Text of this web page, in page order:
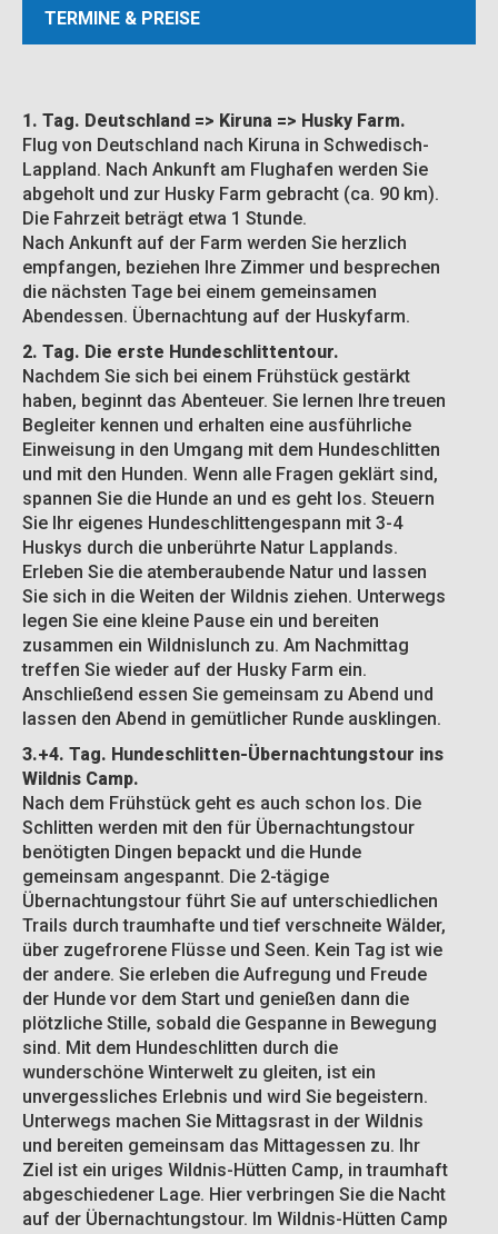
TERMINE & PREISE
1. Tag. Deutschland => Kiruna => Husky Farm.
Flug von Deutschland nach Kiruna in Schwedisch-
Lappland. Nach Ankunft am Flughafen werden Sie
abgeholt und zur Husky Farm gebracht (ca. 90 km).
Die Fahrzeit beträgt etwa 1 Stunde.
Nach Ankunft auf der Farm werden Sie herzlich
empfangen, beziehen Ihre Zimmer und besprechen
die nächsten Tage bei einem gemeinsamen
Abendessen. Übernachtung auf der Huskyfarm.
2. Tag. Die erste Hundeschlittentour.
Nachdem Sie sich bei einem Frühstück gestärkt
haben, beginnt das Abenteuer. Sie lernen Ihre treuen
Begleiter kennen und erhalten eine ausführliche
Einweisung in den Umgang mit dem Hundeschlitten
und mit den Hunden. Wenn alle Fragen geklärt sind,
spannen Sie die Hunde an und es geht los. Steuern
Sie Ihr eigenes Hundeschlittengespann mit 3-4
Huskys durch die unberührte Natur Lapplands.
Erleben Sie die atemberaubende Natur und lassen
Sie sich in die Weiten der Wildnis ziehen. Unterwegs
legen Sie eine kleine Pause ein und bereiten
zusammen ein Wildnislunch zu. Am Nachmittag
treffen Sie wieder auf der Husky Farm ein.
Anschließend essen Sie gemeinsam zu Abend und
lassen den Abend in gemütlicher Runde ausklingen.
3.+4. Tag. Hundeschlitten-Übernachtungstour ins
Wildnis Camp.
Nach dem Frühstück geht es auch schon los. Die
Schlitten werden mit den für Übernachtungstour
benötigten Dingen bepackt und die Hunde
gemeinsam angespannt. Die 2-tägige
Übernachtungstour führt Sie auf unterschiedlichen
Trails durch traumhafte und tief verschneite Wälder,
über zugefrorene Flüsse und Seen. Kein Tag ist wie
der andere. Sie erleben die Aufregung und Freude
der Hunde vor dem Start und genießen dann die
plötzliche Stille, sobald die Gespanne in Bewegung
sind. Mit dem Hundeschlitten durch die
wunderschöne Winterwelt zu gleiten, ist ein
unvergessliches Erlebnis und wird Sie begeistern.
Unterwegs machen Sie Mittagsrast in der Wildnis
und bereiten gemeinsam das Mittagessen zu. Ihr
Ziel ist ein uriges Wildnis-Hütten Camp, in traumhaft
abgeschiedener Lage. Hier verbringen Sie die Nacht
auf der Übernachtungstour. Im Wildnis-Hütten Camp